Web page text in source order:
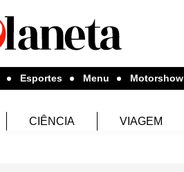
Esportes Menu Motorshow
CIÊNCIA VIAGEM